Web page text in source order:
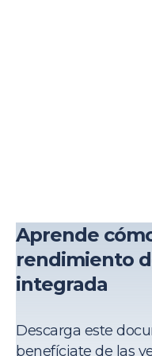
Aprende
rendimiento
integrada
Descarga este
benefíciate de las